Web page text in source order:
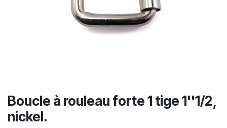
Boucle à rouleau forte 1 tige 1''1/2,
nickel.